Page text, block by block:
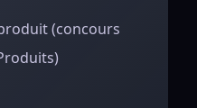
(concours